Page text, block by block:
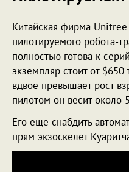
Китайская фирма
пилотируемого робота-
полностью готова к
экземпляр стоит от
вдвое превышает рост
пилотом он весит около
Его еще снабдить
прям экзоскелет